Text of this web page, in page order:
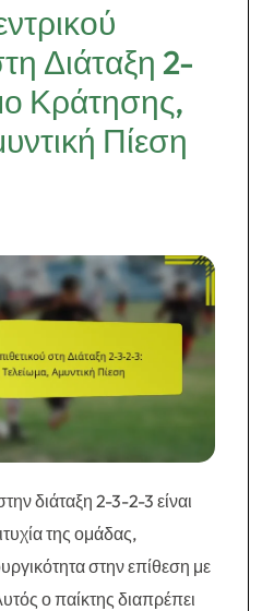
Διάταξη 2-
Κράτησης,
Πίεση
διάταξη 2-3-2-3 είναι
της ομάδας,
στην επίθεση με
ο παίκτης διαπρέπει